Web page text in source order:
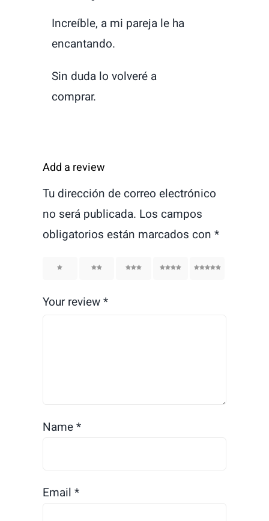
Increíble, a mi pareja le ha
encantando.
Sin duda lo volveré a
comprar.
Add a review
Tu dirección de correo electrónico
no será publicada. Los campos
obligatorios están marcados con *
2 3 4 5
Your review*
Name*
Email *